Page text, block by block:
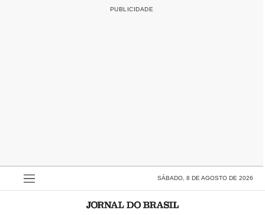
SÁBADO, 8 DE AGOSTO DE 2026